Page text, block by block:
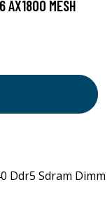
AX1800 MESH